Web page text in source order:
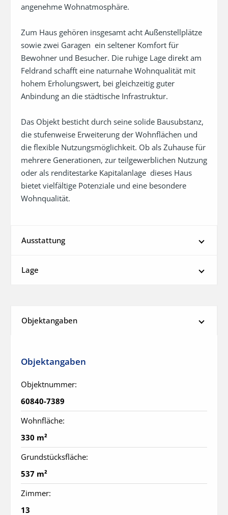
angenehme Wohnatmosphäre.
Zum Haus gehören insgesamt acht Außenstellplätze
sowie zwei Garagen  ein seltener Komfort für
Bewohner und Besucher. Die ruhige Lage direkt am
Feldrand schafft eine naturnahe Wohnqualität mit
hohem Erholungswert, bei gleichzeitig guter
Anbindung an die städtische Infrastruktur.
Das Objekt besticht durch seine solide Bausubstanz,
die stufenweise Erweiterung der Wohnflächen und
die flexible Nutzungsmöglichkeit. Ob als Zuhause für
mehrere Generationen, zur teilgewerblichen Nutzung
oder als renditestarke Kapitalanlage  dieses Haus
bietet vielfältige Potenziale und eine besondere
Wohnqualität.
Ausstattung
Lage
Objektangaben
Objektangaben
Objektnummer:
60840-7389
Wohnfläche:
330 m²
Grundstücksfläche:
537 m²
Zimmer:
13